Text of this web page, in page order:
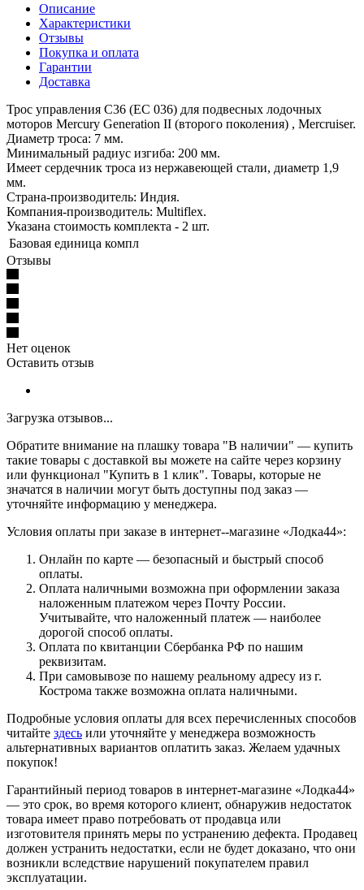
Описание
Характеристики
Отзывы
Покупка и оплата
Гарантии
Доставка
Трос управления С36 (ЕС 036) для подвесных лодочных
моторов Mercury Generation II (второго поколения) , Mercruiser.
Диаметр троса: 7 мм.
Минимальный радиус изгиба: 200 мм.
Имеет сердечник троса из нержавеющей стали, диаметр 1,9
мм.
Страна-производитель: Индия.
Компания-производитель: Multiflex.
Указана стоимость комплекта - 2 шт.
Базовая единица компл
Отзывы
Нет оценок
Оставить отзыв
Загрузка отзывов...
Обратите внимание на плашку товара "В наличии" — купить
такие товары с доставкой вы можете на сайте через корзину
или функционал "Купить в 1 клик". Товары, которые не
значатся в наличии могут быть доступны под заказ —
уточняйте информацию у менеджера.
Условия оплаты при заказе в интернет--магазине «Лодка44»:
Онлайн по карте — безопасный и быстрый способ
оплаты.
Оплата наличными возможна при оформлении заказа
наложенным платежом через Почту России.
Учитывайте, что наложенный платеж — наиболее
дорогой способ оплаты.
Оплата по квитанции Сбербанка РФ по нашим
реквизитам.
При самовывозе по нашему реальному адресу из г.
Кострома также возможна оплата наличными.
Подробные условия оплаты для всех перечисленных способов
читайте здесь или уточняйте у менеджера возможность
альтернативных вариантов оплатить заказ. Желаем удачных
покупок!
Гарантийный период товаров в интернет-магазине «Лодка44»
— это срок, во время которого клиент, обнаружив недостаток
товара имеет право потребовать от продавца или
изготовителя принять меры по устранению дефекта. Продавец
должен устранить недостатки, если не будет доказано, что они
возникли вследствие нарушений покупателем правил
эксплуатации.